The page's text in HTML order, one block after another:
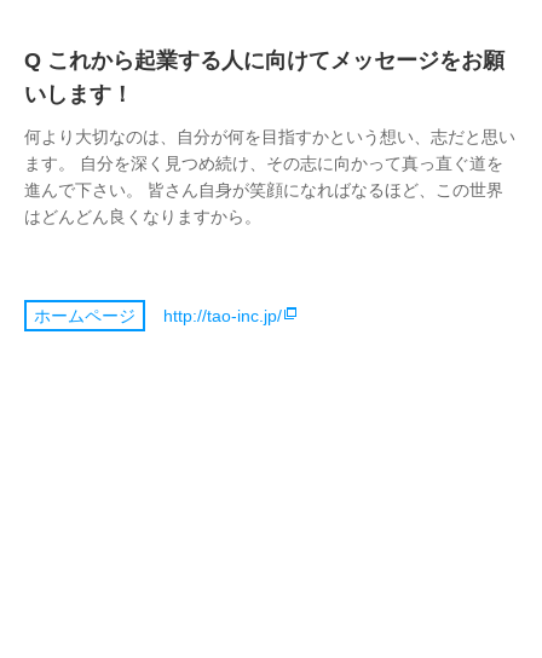
これから起業する人に向けてメッセージをお願
いします！
何より大切なのは、自分が何を目指すかという想い、志だと思い
ます。 自分を深く見つめ続け、その志に向かって真っ直ぐ道を
進んで下さい。 皆さん自身が笑顔になればなるほど、この世界
はどんどん良くなりますから。
http://tao-inc.jp/